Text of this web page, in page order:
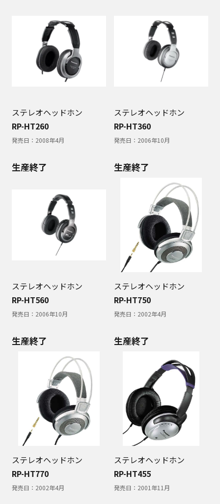
ステレオヘッドホン
RP-HT260
発売日： 2008年4月
ステレオヘッドホン
RP-HT360
発売日： 2006年10月
生産終了
ステレオヘッドホン
RP-HT560
発売日： 2006年10月
生産終了
ステレオヘッドホン
RP-HT750
発売日： 2002年4月
生産終了
ステレオヘッドホン
RP-HT770
発売日： 2002年4月
生産終了
ステレオヘッドホン
RP-HT455
発売日： 2001年11月